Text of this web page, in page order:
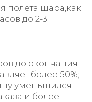
полёта шара,как
до 2-3
до окончания
более 50%;
уменьшился
и более;